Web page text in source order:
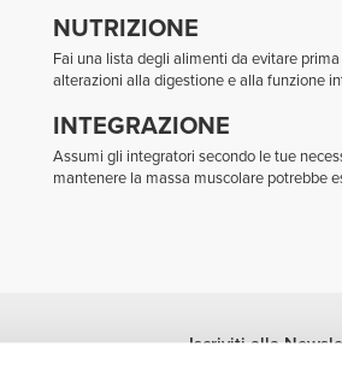
NUTRIZIONE
Fai una lista degli alimenti da evitare
alterazioni alla digestione e alla funzione
INTEGRAZIONE
Assumi gli integratori secondo le tue
mantenere la massa muscolare potrebbe
Iscriviti alla